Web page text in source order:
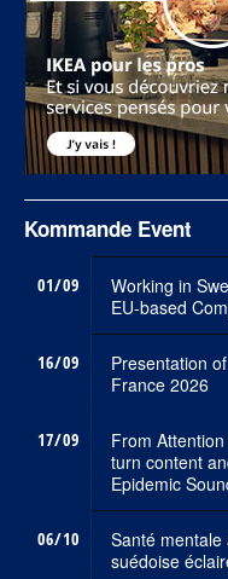
Kommande Event
01/09
Working in
EU-based
16/09
Presentation
France 2026
17/09
From
turn content
Epidemic
06/10
Santé
suédoise